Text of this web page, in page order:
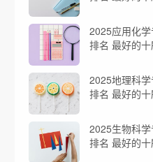
2025应用化
排名 最好的
2025地理科
排名 最好的
2025生物科
排名 最好的